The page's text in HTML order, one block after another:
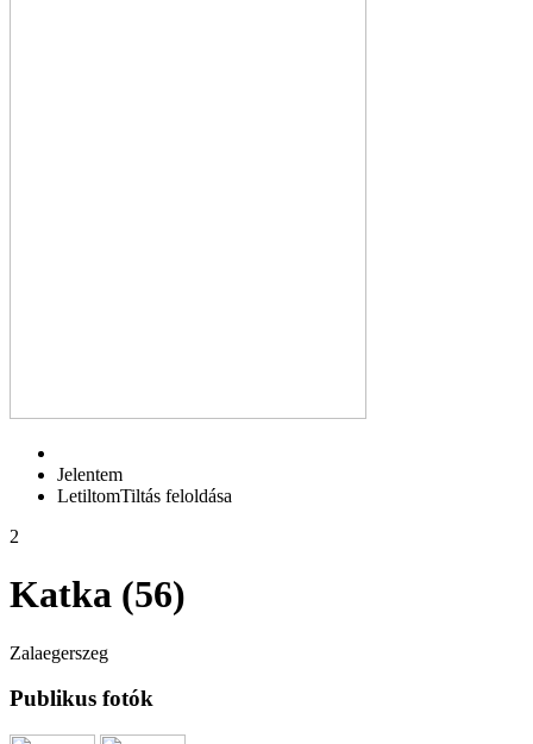
Jelentem
LetiltomTiltás feloldása
2
Katka (56)
Zalaegerszeg
Publikus fotók